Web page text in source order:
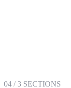
04 /3 SECTIONS